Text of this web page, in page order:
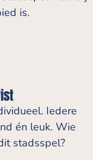
is.
Iedere
én leuk. Wie
stadsspel?